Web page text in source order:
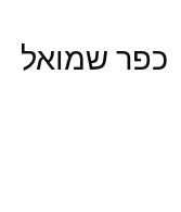
כפר שמואל